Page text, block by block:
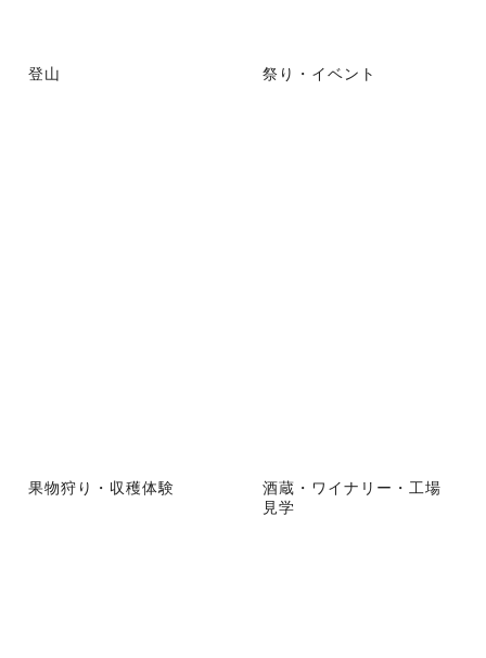
登山 祭り・イベント
果物狩り・収穫体験
酒蔵・ワイナリー・工場
見学